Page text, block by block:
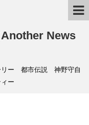
News
リー 都市伝説 神野守自
ー